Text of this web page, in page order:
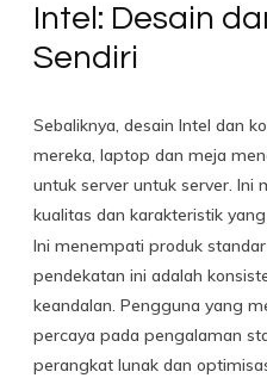
Intel: Desain
Sendiri
Sebaliknya, desain Intel dan
mereka, laptop dan meja
untuk server untuk server. Ini
kualitas dan karakteristik
Ini menempati produk
pendekatan ini adalah
keandalan. Pengguna yang
percaya pada pengalaman
perangkat lunak dan